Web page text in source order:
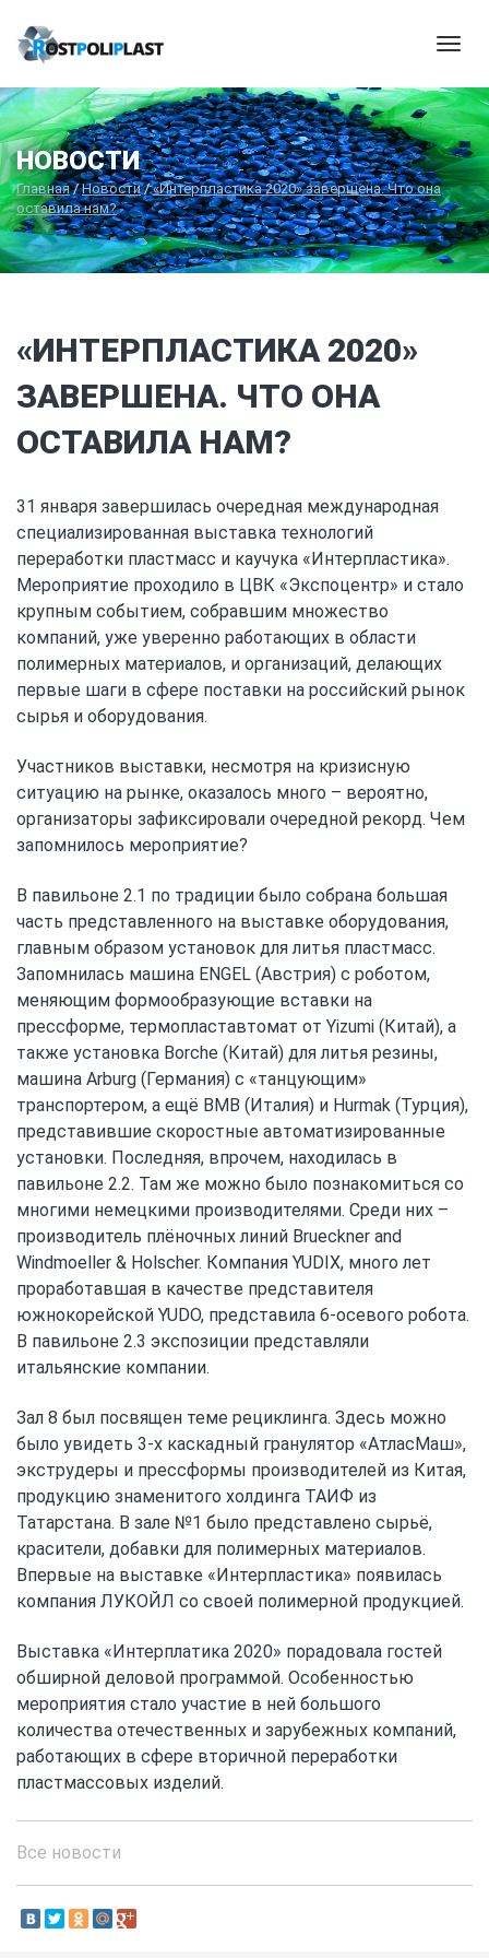
НОВОСТИ
Главная/Новости/«Интерпластика 2020» завершена. Что она
оставила нам?
«ИНТЕРПЛАСТИКА 2020»
ЗАВЕРШЕНА. ЧТО ОНА
ОСТАВИЛА НАМ?
31 января завершилась очередная международная
специализированная выставка технологий
переработки пластмасс и каучука «Интерпластика».
Мероприятие проходило в ЦВК «Экспоцентр» и стало
крупным событием, собравшим множество
компаний, уже уверенно работающих в области
полимерных материалов, и организаций, делающих
первые шаги в сфере поставки на российский рынок
сырья и оборудования.
Участников выставки, несмотря на кризисную
ситуацию на рынке, оказалось много – вероятно,
организаторы зафиксировали очередной рекорд. Чем
запомнилось мероприятие?
В павильоне 2.1 по традиции было собрана большая
часть представленного на выставке оборудования,
главным образом установок для литья пластмасс.
Запомнилась машина ENGEL (Австрия) с роботом,
меняющим формообразующие вставки на
прессформе, термопластавтомат от Yizumi (Китай), а
также установка Borche (Китай) для литья резины,
машина Arburg (Германия) с «танцующим»
транспортером, а ещё BMB (Италия) и Hurmak (Турция),
представившие скоростные автоматизированные
установки. Последняя, впрочем, находилась в
павильоне 2.2. Там же можно было познакомиться со
многими немецкими производителями. Среди них –
производитель плёночных линий Brueckner and
Windmoeller & Holscher. Компания YUDIX, много лет
проработавшая в качестве представителя
южнокорейской YUDO, представила 6-осевого робота.
В павильоне 2.3 экспозиции представляли
итальянские компании.
Зал 8 был посвящен теме рециклинга. Здесь можно
было увидеть 3-х каскадный гранулятор «АтласМаш»,
экструдеры и прессформы производителей из Китая,
продукцию знаменитого холдинга ТАИФ из
Татарстана. В зале №1 было представлено сырьё,
красители, добавки для полимерных материалов.
Впервые на выставке «Интерпластика» появилась
компания ЛУКОЙЛ со своей полимерной продукцией.
Выставка «Интерплатика 2020» порадовала гостей
обширной деловой программой. Особенностью
мероприятия стало участие в ней большого
количества отечественных и зарубежных компаний,
работающих в сфере вторичной переработки
пластмассовых изделий.
Все новости